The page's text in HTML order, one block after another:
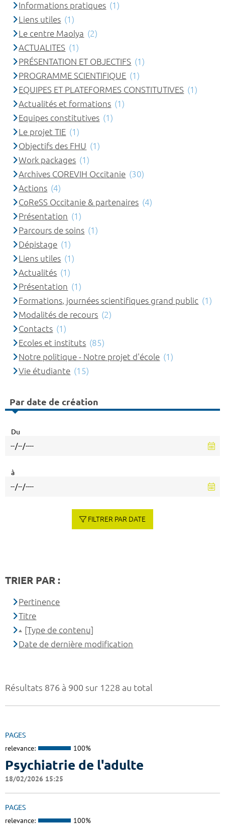
Résultats 876 à 900 sur 1228 au total
PAGES
relevance: 100%
Psychiatrie de l'adulte
18/02/2026 15:25
PAGES
relevance: 100%
Informations pratiques (1)
Liens utiles (1)
Le centre Maolya (2)
ACTUALITES (1)
PRÉSENTATION ET OBJECTIFS (1)
PROGRAMME SCIENTIFIQUE (1)
EQUIPES ET PLATEFORMES CONSTITUTIVES (1)
Actualités et formations (1)
Equipes constitutives (1)
Le projet TIE (1)
Objectifs des FHU (1)
Work packages (1)
Archives COREVIH Occitanie (30)
Actions (4)
CoReSS Occitanie & partenaires (4)
Présentation (1)
Parcours de soins (1)
Dépistage (1)
Liens utiles (1)
Actualités (1)
Présentation (1)
Formations, journées scientifiques grand public (1)
Modalités de recours (2)
Contacts (1)
Ecoles et instituts (85)
Notre politique - Notre projet d'école (1)
Vie étudiante (15)
Par date de création
Du
à
FILTRER PAR DATE
TRIER PAR :
Pertinence
Titre
[Type de contenu]
Date de dernière modification